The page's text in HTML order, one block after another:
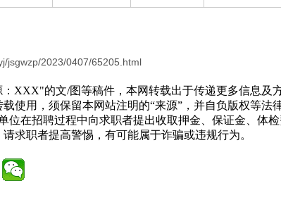
jsgwzp/2023/0407/65205.html
：XXX"的文/图等稿件，本网转载出于传递更多信息
使用，须保留本网站注明的“来源”，并自负版权等法
位在招聘过程中向求职者提出收取押金、保证金、体
求职者提高警惕，有可能属于诈骗或违规行为。